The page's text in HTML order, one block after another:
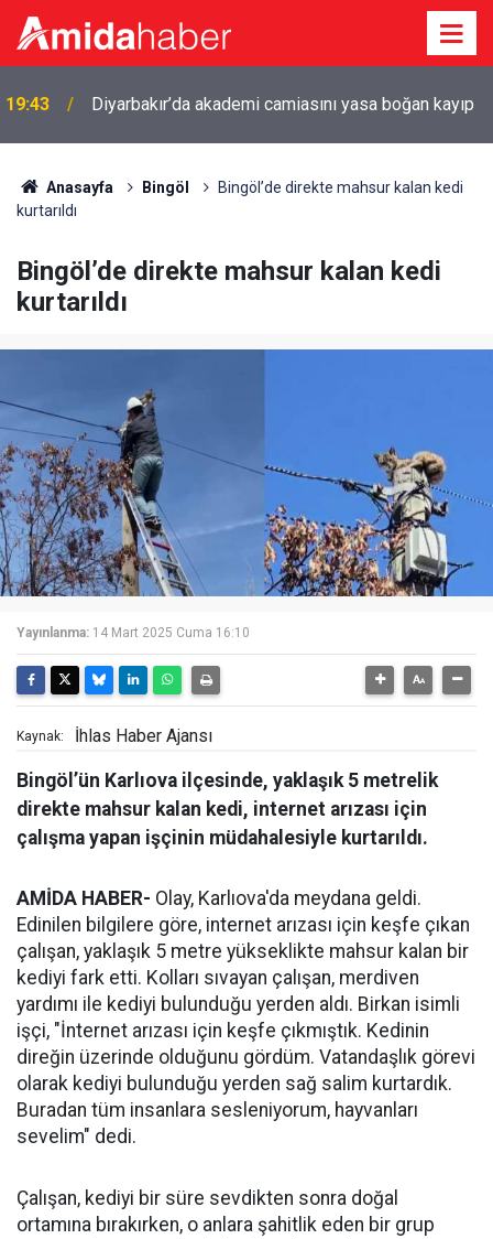
19:43 Diyarbakır’da akademi camiasını yasa boğan kayıp
Anasayfa Bingöl
Bingöl’de direkte mahsur kalan kedi
kurtarıldı
Bingöl’de direkte mahsur kalan kedi
kurtarıldı
Yayınlanma: 14 Mart 2025 Cuma 16:10
Kaynak: İhlas Haber Ajansı
Bingöl’ün Karlıova ilçesinde, yaklaşık 5 metrelik
direkte mahsur kalan kedi, internet arızası için
çalışma yapan işçinin müdahalesiyle kurtarıldı.
AMİDA HABER- Olay, Karlıova'da meydana geldi.
Edinilen bilgilere göre, internet arızası için keşfe çıkan
çalışan, yaklaşık 5 metre yükseklikte mahsur kalan bir
kediyi fark etti. Kolları sıvayan çalışan, merdiven
yardımı ile kediyi bulunduğu yerden aldı. Birkan isimli
işçi, "İnternet arızası için keşfe çıkmıştık. Kedinin
direğin üzerinde olduğunu gördüm. Vatandaşlık görevi
olarak kediyi bulunduğu yerden sağ salim kurtardık.
Buradan tüm insanlara sesleniyorum, hayvanları
sevelim" dedi.
Çalışan, kediyi bir süre sevdikten sonra doğal
ortamına bırakırken, o anlara şahitlik eden bir grup